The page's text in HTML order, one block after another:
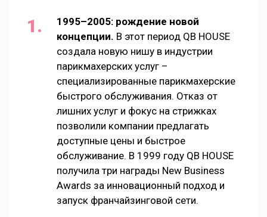
1995–2005: рождение новой
концепции. В этот период QB HOUSE
создала новую нишу в индустрии
парикмахерских услуг –
специализированные парикмахерские
быстрого обслуживания. Отказ от
лишних услуг и фокус на стрижках
позволили компании предлагать
доступные цены и быстрое
обслуживание. В 1999 году QB HOUSE
получила три награды New Business
Awards за инновационный подход и
запуск франчайзинговой сети.